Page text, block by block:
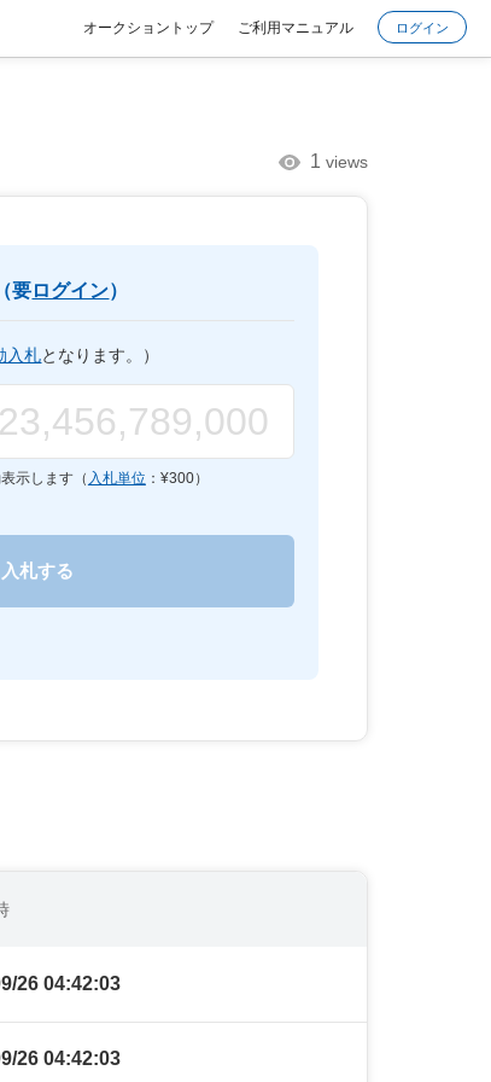
オークショントップ ご利用マニュアル ログイン
1 views
要ログイン）
入札となります。）
示します（ 入札単位 ：¥300）
26 04:42:03
26 04:42:03